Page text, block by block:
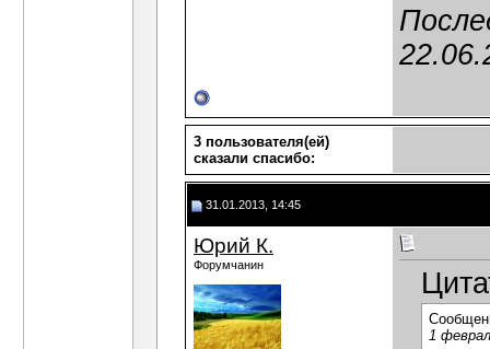
3 пользователя(ей)
сказали cпасибо:
31.01.2013, 14:45
Юрий К.
Форумчанин
1